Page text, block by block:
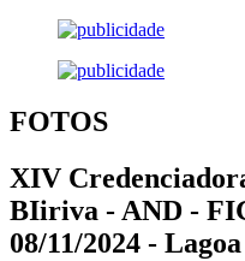
FOTOS
XIV
BIiriva - AND -
08/11/2024 -